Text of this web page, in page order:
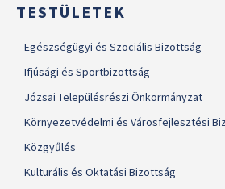
TESTÜLETEK
Egészségügyi és Szociális Bizottság
Ifjúsági és Sportbizottság
Józsai Településrészi Önkormányzat
Környezetvédelmi és Városfejlesztési
Közgyűlés
Kulturális és Oktatási Bizottság